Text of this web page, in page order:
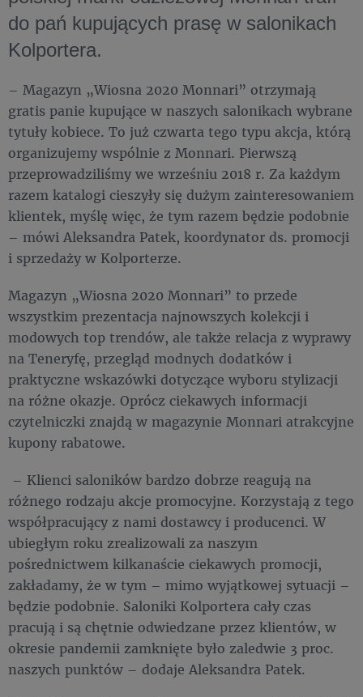
do pań kupujących prasę w salonikach
Kolportera.
– Magazyn „Wiosna 2020 Monnari” otrzymają
gratis panie kupujące w naszych salonikach wybrane
tytuły kobiece. To już czwarta tego typu akcja, którą
organizujemy wspólnie z Monnari. Pierwszą
przeprowadziliśmy we wrześniu 2018 r. Za każdym
razem katalogi cieszyły się dużym zainteresowaniem
klientek, myślę więc, że tym razem będzie podobnie
– mówi Aleksandra Patek, koordynator ds. promocji
i sprzedaży w Kolporterze.
Magazyn „Wiosna 2020 Monnari” to przede
wszystkim prezentacja najnowszych kolekcji i
modowych top trendów, ale także relacja z wyprawy
na Teneryfę, przegląd modnych dodatków i
praktyczne wskazówki dotyczące wyboru stylizacji
na różne okazje. Oprócz ciekawych informacji
czytelniczki znajdą w magazynie Monnari atrakcyjne
kupony rabatowe.
– Klienci saloników bardzo dobrze reagują na
różnego rodzaju akcje promocyjne. Korzystają z tego
współpracujący z nami dostawcy i producenci. W
ubiegłym roku zrealizowali za naszym
pośrednictwem kilkanaście ciekawych promocji,
zakładamy, że w tym – mimo wyjątkowej sytuacji –
będzie podobnie. Saloniki Kolportera cały czas
pracują i są chętnie odwiedzane przez klientów, w
okresie pandemii zamknięte było zaledwie 3 proc.
naszych punktów – dodaje Aleksandra Patek.